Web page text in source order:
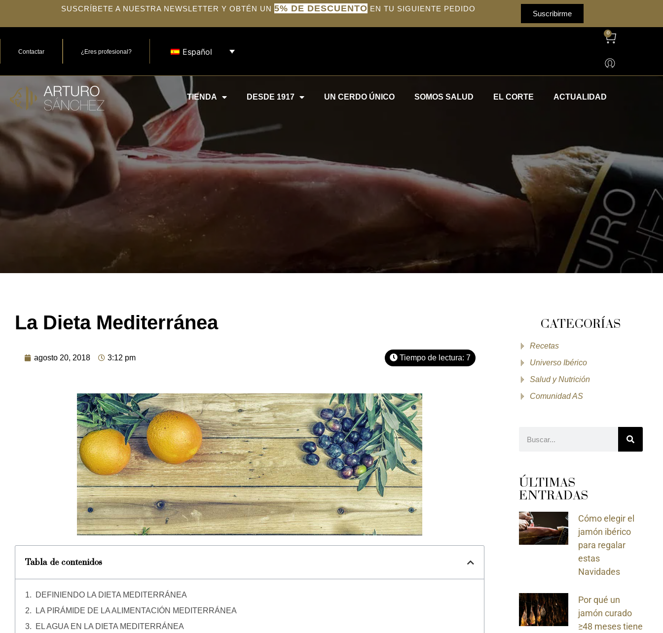
SUSCRÍBETE A NUESTRA NEWSLETTER Y OBTÉN UN 5% DE DESCUENTO EN TU SIGUIENTE PEDIDO
Suscribirme
Contactar ¿Eres profesional? Español
0
TIENDA DESDE 1917 UN CERDO ÚNICO SOMOS SALUD EL CORTE ACTUALIDAD
La Dieta Mediterránea
agosto 20, 2018 3:12 pm Tiempo de lectura: 7
Tabla de contenidos
DEFINIENDO LA DIETA MEDITERRÁNEA
LA PIRÁMIDE DE LA ALIMENTACIÓN MEDITERRÁNEA
EL AGUA EN LA DIETA MEDITERRÁNEA
CATEGORÍAS
Recetas
Universo Ibérico
Salud y Nutrición
Comunidad AS
ÚLTIMAS
ENTRADAS
Cómo elegir el
jamón ibérico
para regalar
estas
Navidades
Por qué un
jamón curado
≥48 meses tiene